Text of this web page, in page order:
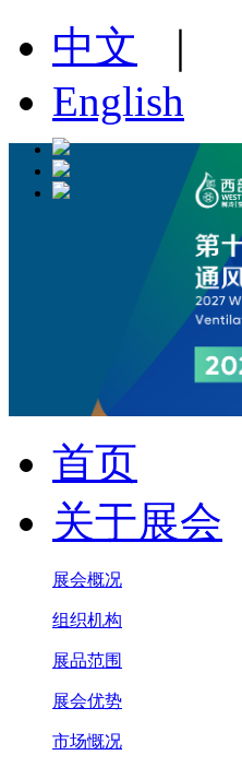
中文
English
首页
关于展会
展会概况
组织机构
展品范围
展会优势
市场慨况